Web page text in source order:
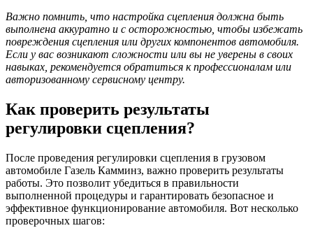
Важно помнить, что настройка сцепления должна быть
выполнена аккуратно и с осторожностью, чтобы избежать
повреждения сцепления или других компонентов автомобиля.
Если у вас возникают сложности или вы не уверены в своих
навыках, рекомендуется обратиться к профессионалам или
авторизованному сервисному центру.
Как проверить результаты
регулировки сцепления?
После проведения регулировки сцепления в грузовом
автомобиле Газель Камминз, важно проверить результаты
работы. Это позволит убедиться в правильности
выполненной процедуры и гарантировать безопасное и
эффективное функционирование автомобиля. Вот несколько
проверочных шагов: